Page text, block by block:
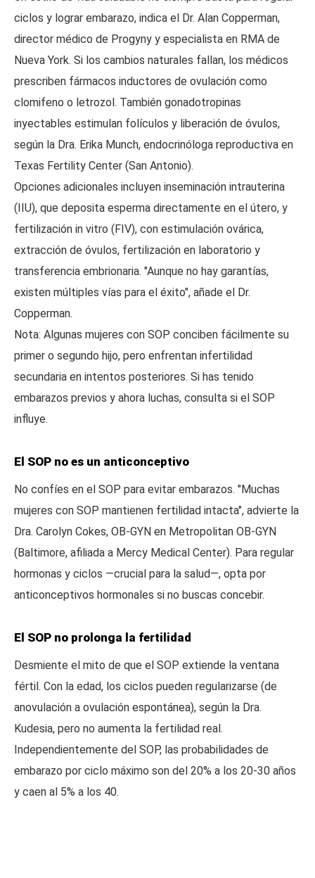
ciclos y lograr embarazo, indica el Dr. Alan Copperman,
director médico de Progyny y especialista en RMA de
Nueva York. Si los cambios naturales fallan, los médicos
prescriben fármacos inductores de ovulación como
clomifeno o letrozol. También gonadotropinas
inyectables estimulan folículos y liberación de óvulos,
según la Dra. Erika Munch, endocrinóloga reproductiva en
Texas Fertility Center (San Antonio).
Opciones adicionales incluyen inseminación intrauterina
(IIU), que deposita esperma directamente en el útero, y
fertilización in vitro (FIV), con estimulación ovárica,
extracción de óvulos, fertilización en laboratorio y
transferencia embrionaria. "Aunque no hay garantías,
existen múltiples vías para el éxito", añade el Dr.
Copperman.
Nota: Algunas mujeres con SOP conciben fácilmente su
primer o segundo hijo, pero enfrentan infertilidad
secundaria en intentos posteriores. Si has tenido
embarazos previos y ahora luchas, consulta si el SOP
influye.
El SOP no es un anticonceptivo
No confíes en el SOP para evitar embarazos. "Muchas
mujeres con SOP mantienen fertilidad intacta", advierte la
Dra. Carolyn Cokes, OB-GYN en Metropolitan OB-GYN
(Baltimore, afiliada a Mercy Medical Center). Para regular
hormonas y ciclos —crucial para la salud—, opta por
anticonceptivos hormonales si no buscas concebir.
El SOP no prolonga la fertilidad
Desmiente el mito de que el SOP extiende la ventana
fértil. Con la edad, los ciclos pueden regularizarse (de
anovulación a ovulación espontánea), según la Dra.
Kudesia, pero no aumenta la fertilidad real.
Independientemente del SOP, las probabilidades de
embarazo por ciclo máximo son del 20% a los 20-30 años
y caen al 5% a los 40.